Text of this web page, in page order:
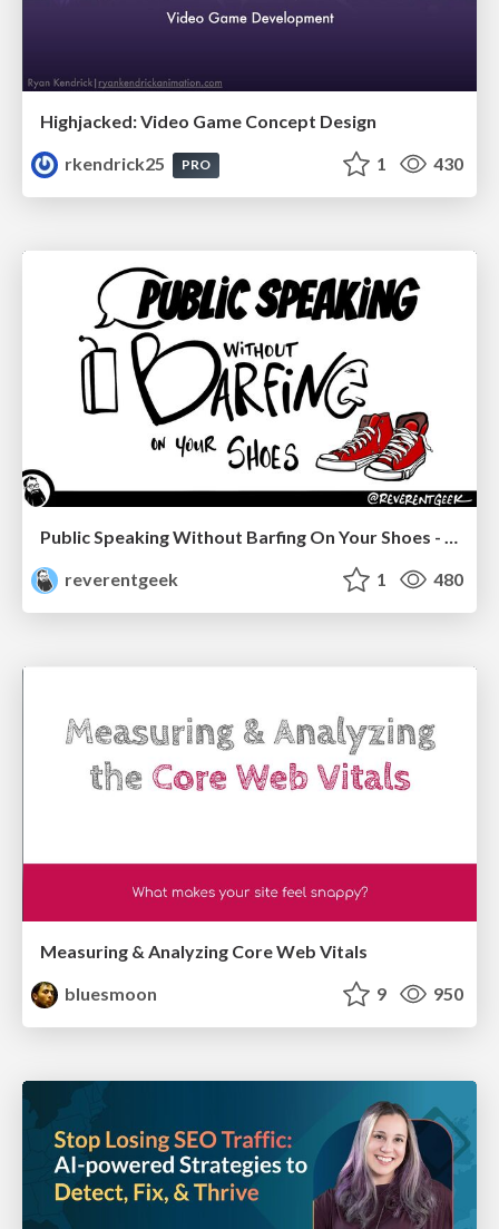
Highjacked: Video Game Concept Design
rkendrick25
PRO 1 430
Public Speaking Without Barfing On Your Shoes - THAT 2023
reverentgeek
1 480
Measuring & Analyzing Core Web Vitals
bluesmoon
9 950